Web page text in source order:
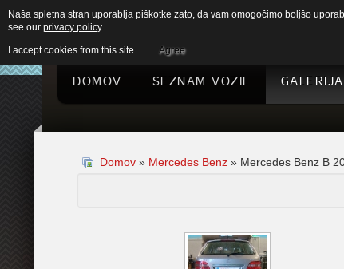
DOMOV SEZNAM VOZIL
Domov » Mercedes Benz » Mercedes Benz B
Naša spletna stran uporablja piškotke zato, da vam omogočimo boljšo
see our privacy policy.
I accept cookies from this site. Agree